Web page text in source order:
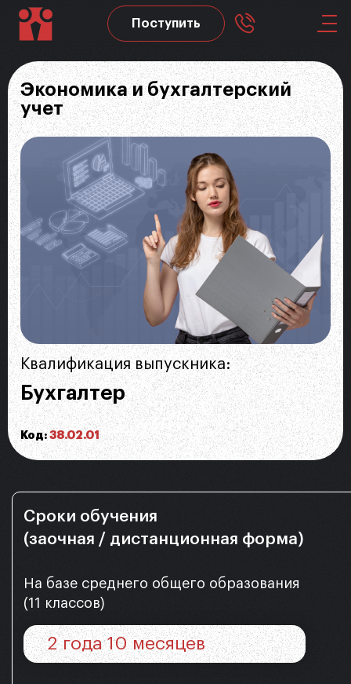
Skip to main content
Поступить
Экономика и бухгалтерский
учет
Квалификация выпускника:
Бухгалтер
Код: 38.02.01
Сроки обучения
(заочная / дистанционная форма)
На базе среднего общего образования
(11 классов)
2 года 10 месяцев